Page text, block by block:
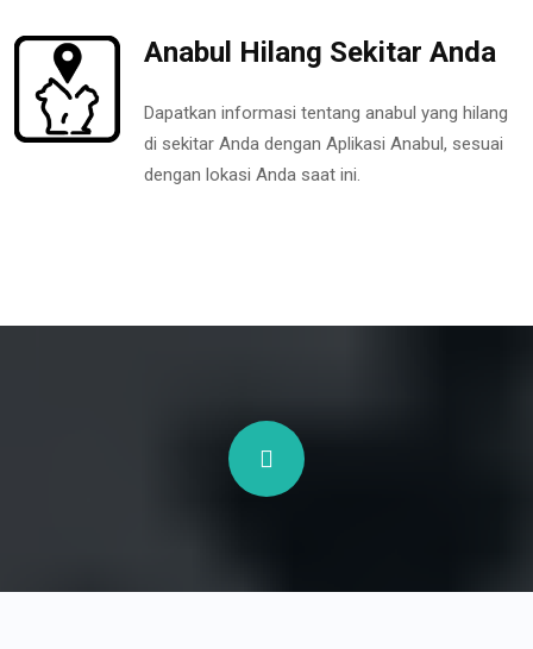
Anabul Hilang Sekitar Anda
Dapatkan informasi tentang anabul yang hilang
di sekitar Anda dengan Aplikasi Anabul, sesuai
dengan lokasi Anda saat ini.